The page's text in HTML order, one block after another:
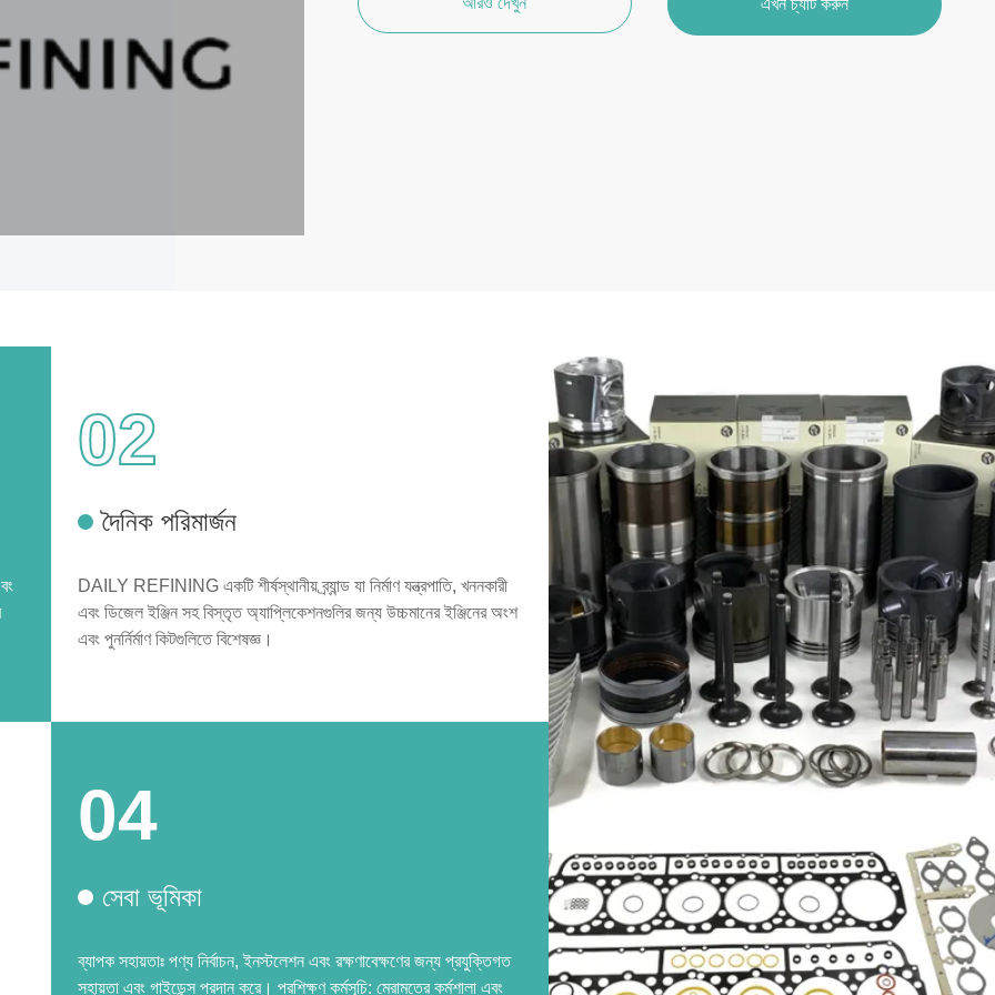
এখন চ্যাট করুন
02
দৈনিক পরিমার্জন
DAILY REFINING একটি শীর্ষস্থানীয় ব্র্যান্ড যা নির্মাণ যন্ত্রপাতি, খননকারী
এবং ডিজেল ইঞ্জিন সহ বিস্তৃত অ্যাপ্লিকেশনগুলির জন্য উচ্চমানের ইঞ্জিনের অংশ
এবং পুনর্নির্মাণ কিটগুলিতে বিশেষজ্ঞ।
04
সেবা ভূমিকা
ব্যাপক সহায়তাঃ পণ্য নির্বাচন, ইনস্টলেশন এবং রক্ষণাবেক্ষণের জন্য প্রযুক্তিগত
সহায়তা এবং গাইডেন্স প্রদান করে। প্রশিক্ষণ কর্মসূচি: মেরামতের কর্মশালা এবং